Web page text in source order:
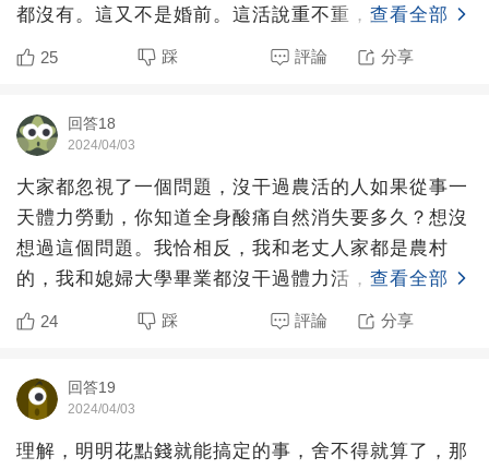
都沒有。這又不是婚前。這活說重不重，說輕不輕，
恰好在這個關節上！
查看全部
25 踩 評論 分享
回答18
2024/04/03
大家都忽視了一個問題，沒干過農活的人如果從事一
天體力勞動，你知道全身酸痛自然消失要多久？想沒
想過這個問題。我恰相反，我和老丈人家都是農村
的，我和媳婦大學畢業都沒干過體力活，本人更是
173，58公斤，體
查看全部
24 踩 評論 分享
回答19
2024/04/03
理解，明明花點錢就能搞定的事，舍不得就算了，那